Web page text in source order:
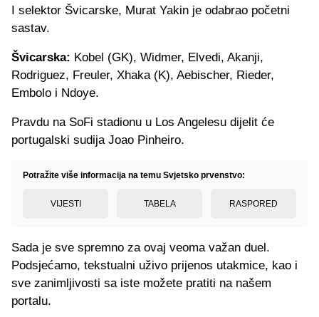
I selektor Švicarske, Murat Yakin je odabrao početni
sastav.
Švicarska: Kobel (GK), Widmer, Elvedi, Akanji,
Rodriguez, Freuler, Xhaka (K), Aebischer, Rieder,
Embolo i Ndoye.
Pravdu na SoFi stadionu u Los Angelesu dijelit će
portugalski sudija Joao Pinheiro.
Potražite više informacija na temu Svjetsko prvenstvo:
VIJESTI TABELA RASPORED
Sada je sve spremno za ovaj veoma važan duel.
Podsjećamo, tekstualni uživo prijenos utakmice, kao i
sve zanimljivosti sa iste možete pratiti na našem
portalu.